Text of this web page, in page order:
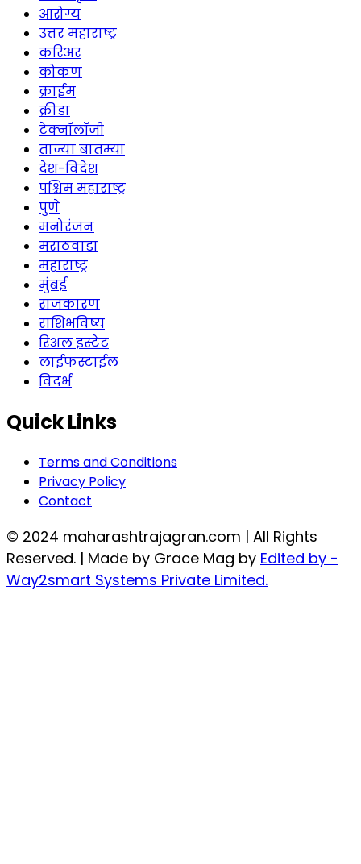
आरोग्य
उत्तर महाराष्ट्र
करिअर
कोकण
क्राईम
क्रीडा
टेक्नॉलॉजी
ताज्या बातम्या
देश-विदेश
पश्चिम महाराष्ट्र
पुणे
मनोरंजन
मराठवाडा
महाराष्ट्र
मुंबई
राजकारण
राशिभविष्य
रिअल इस्टेट
लाईफस्टाईल
विदर्भ
Quick Links
Terms and Conditions
Privacy Policy
Contact
© 2024 maharashtrajagran.com | All Rights
Reserved. | Made by Grace Mag by Edited by -
Way2smart Systems Private Limited.